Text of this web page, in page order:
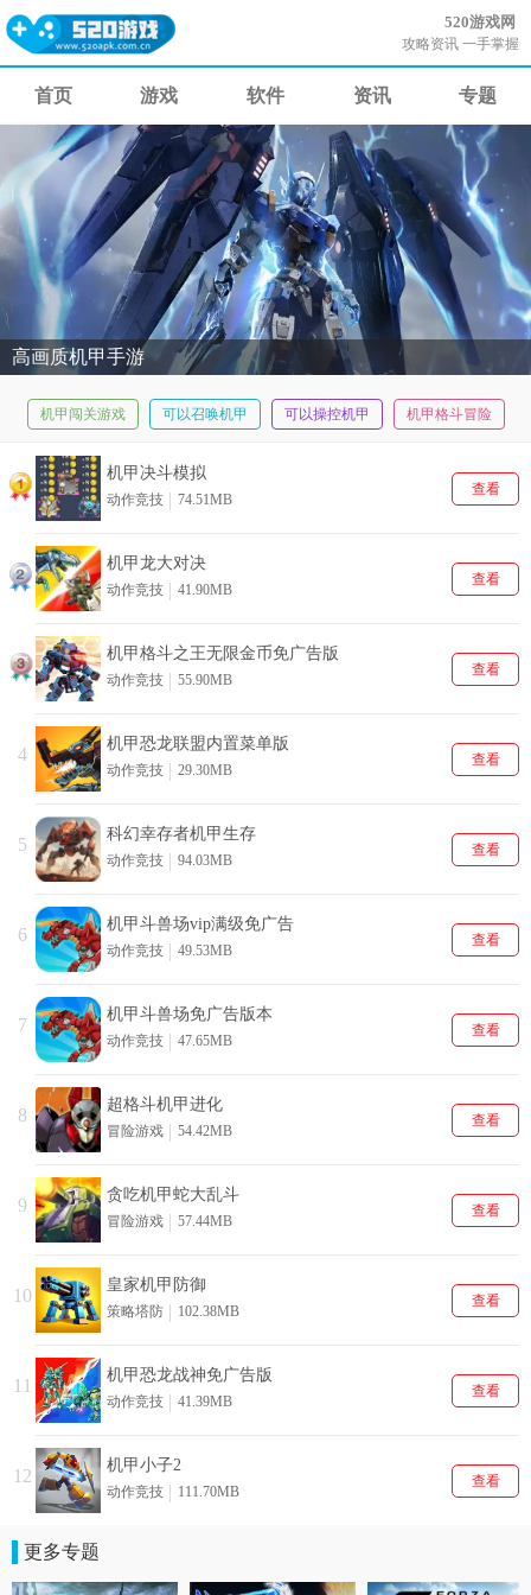
520游戏网
攻略资讯 一手掌握
首页 游戏 软件 资讯 专题
高画质机甲手游
机甲闯关游戏 可以召唤机甲 可以操控机甲 机甲格斗冒险
机甲决斗模拟
动作竞技 74.51MB
查看
机甲龙大对决
动作竞技 41.90MB
查看
机甲格斗之王无限金币免广告版
动作竞技 55.90MB
查看
4
机甲恐龙联盟内置菜单版
动作竞技 29.30MB
查看
5
科幻幸存者机甲生存
动作竞技 94.03MB
查看
6
机甲斗兽场vip满级免广告
动作竞技 49.53MB
查看
7
机甲斗兽场免广告版本
动作竞技 47.65MB
查看
8
超格斗机甲进化
冒险游戏 54.42MB
查看
9
贪吃机甲蛇大乱斗
冒险游戏 57.44MB
查看
10
皇家机甲防御
策略塔防 102.38MB
查看
11
机甲恐龙战神免广告版
动作竞技 41.39MB
查看
12
机甲小子2
动作竞技 111.70MB
查看
更多专题